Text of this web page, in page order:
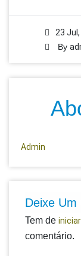
23
By
Admin
Deixe Um
Tem de
comentário.